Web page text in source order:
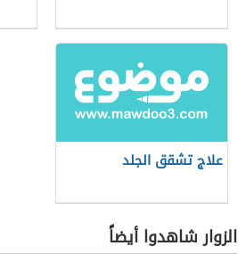
علاج تشقق الجلد
الزوار شاهدوا أيضاً